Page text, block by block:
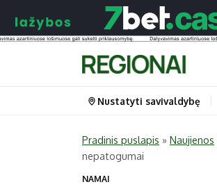
Portalas
Nustatyti savivaldybę
Pradinis puslapis » Naujienos
nepatogumai
NAMAI